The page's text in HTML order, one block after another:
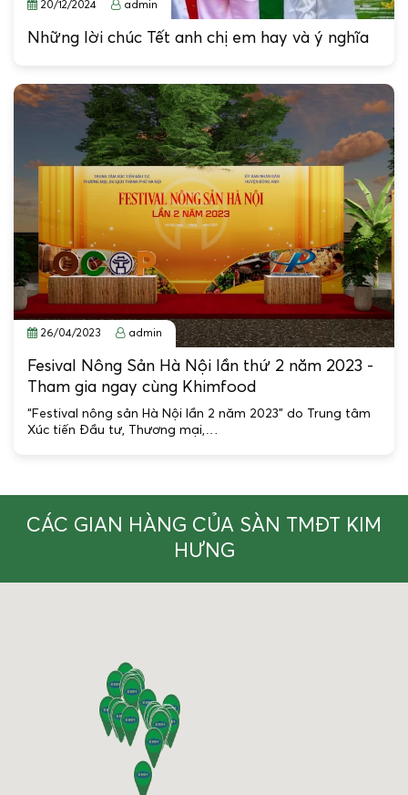
20/12/2024 admin
Những lời chúc Tết anh chị em hay và ý nghĩa
26/04/2023 admin
Fesival Nông Sản Hà Nội lần thứ 2 năm 2023 -
Tham gia ngay cùng Khimfood
“Festival nông sản Hà Nội lần 2 năm 2023” do Trung tâm
Xúc tiến Đầu tư, Thương mại,…
CÁC GIAN HÀNG CỦA SÀN TMĐT KIM
HƯNG